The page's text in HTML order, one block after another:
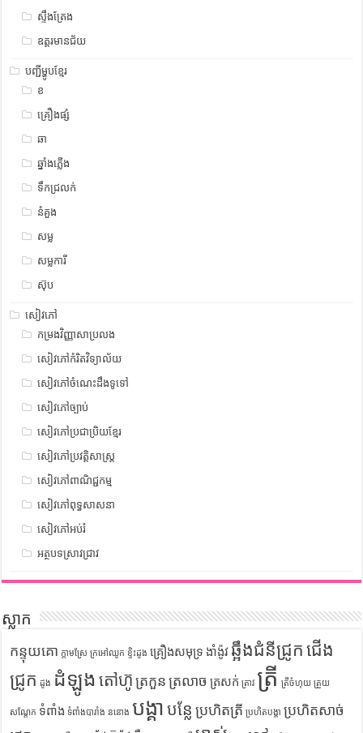
ស្ទឹង​​ត្រែង
ឧត្ដរមានជ័យ
បញ្ជីម្ហូបខ្មែរ
ខ
គ្រឿងផ្សំ
ឆា
ឆ្នាំងភ្លើង
ទឹកជ្រលក់
នំគួង
សម្ល
សម្លការី
ស៊ុប
សៀវភៅ
កម្រងវិញ្ញាសាប្រលង
សៀវភៅកំរិតវិទ្យាល័យ
សៀវភៅចំណេះដឹងទូទៅ
សៀវភៅច្បាប់
សៀវភៅប្រជាប្រិយខ្មែរ
សៀវភៅប្រវត្តិសាស្រ្ត
សៀវភៅពាណិជ្ជកម្ម
សៀវភៅពុទ្ធសាសនា
សៀវភៅអប់រំ
អត្ថបទស្រាវជ្រាវ
ស្លាក
កន្ទុយគោ ក្តាមស្រែ ក្រអៅឈូក ខ្ទិះដូង គ្រឿងសមុទ្រ ងាំង៉ូវ ឆ្អឹងជំនីជ្រូក ជើង
ជ្រូក ដូង ដំឡូង តៅហ៊ូ ត្រកួន ត្រលាច ត្រសក់ ត្រាវ ត្រី ត្រីចំហុយ ត្រួយ
សណ្តែក ទំពាំង ទំពាំងបារាំង ននោង បង្គា បន្លែ ប្រហិតត្រី ប្រហិតបង្គា ប្រហិតសាច់